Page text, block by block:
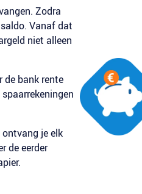
Zodra
Vanaf dat
niet alleen
de bank rente
ontvang je elk
de eerder